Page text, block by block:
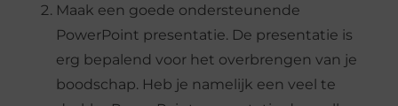
Maak een goede ondersteunende
PowerPoint presentatie. De presentatie is
erg bepalend voor het overbrengen van je
boodschap. Heb je namelijk een veel te